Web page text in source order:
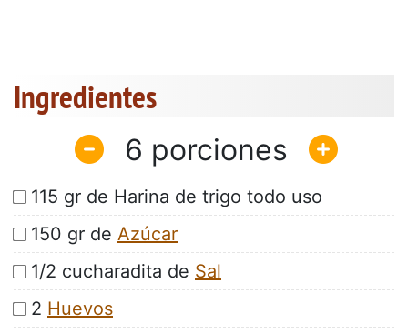
Ingredientes
6
115 gr de Harina de trigo todo uso
150 gr de Azúcar
1/2 cucharadita de Sal
2 Huevos